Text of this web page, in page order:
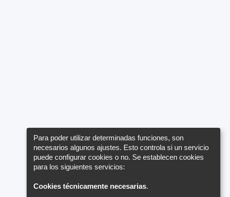
Para poder utilizar determinadas funciones, son
necesarios algunos ajustes. Esto controla si un servicio
puede configurar cookies o no. Se establecen cookies
para los siguientes servicios:
Cookies técnicamente necesarias.